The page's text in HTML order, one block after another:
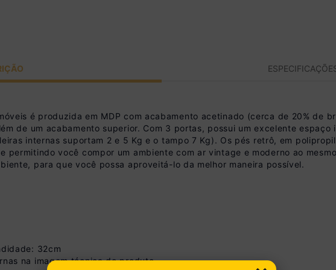
é produzida em MDP com acabamento acetinado (cerca de 20% de
de um acabamento superior. Com 3 portas, possui um excelente espaço
internas suportam 2 e 5 Kg e o tampo 7 Kg). Os pés retrô, em
permitindo você compor um ambiente com ar vintage e moderno ao
para que você possa aproveitá-lo da melhor maneira possível.
32cm
na imagem técnica do produto.